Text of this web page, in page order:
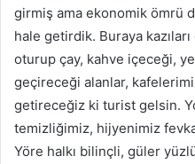
girmiş ama ekonomik ömrü
hale getirdik. Buraya
oturup çay, kahve içeceği,
geçireceği alanlar,
getireceğiz ki turist gelsin.
temizliğimiz, hijyenimiz
Yöre halkı bilinçli, güler